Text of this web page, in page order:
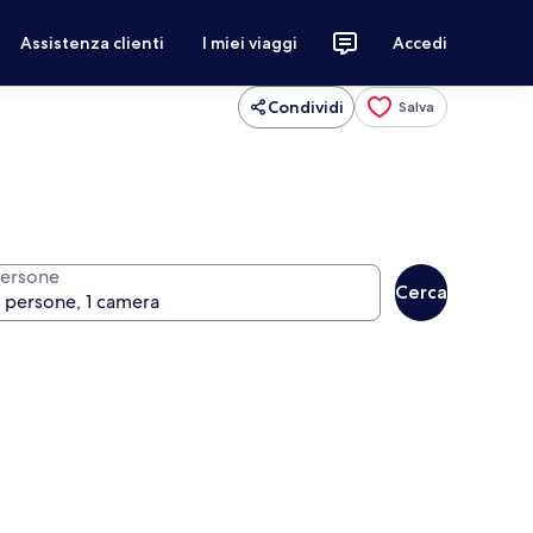
Assistenza clienti I miei viaggi Accedi
Condividi Salva
Cerca